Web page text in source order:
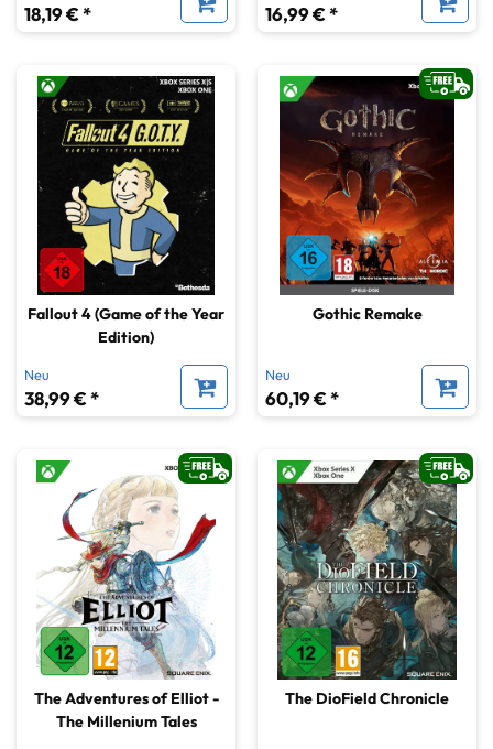
18,19 € * 16,99 € *
Fallout 4 (Game of the Year
Edition)
Neu
38,99 € *
Gothic Remake
Neu
60,19 € *
The Adventures of Elliot -
The Millenium Tales
The DioField Chronicle